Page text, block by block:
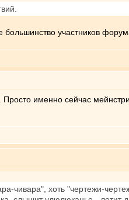
участников
именно сейчас
чивара", хоть "чертежи-